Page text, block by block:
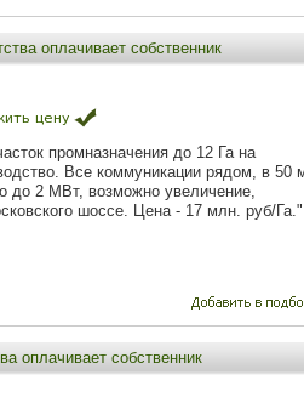
оплачивает собственник
промназначения до 12 Га на
Все коммуникации рядом, в 50
до 2 МВт, возможно увеличение,
шоссе. Цена - 17 млн. руб/
оплачивает собственник